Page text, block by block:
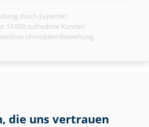
durch Experten
10.000 zufriedene Kunden
Immobilienbewertung
die uns vertrauen